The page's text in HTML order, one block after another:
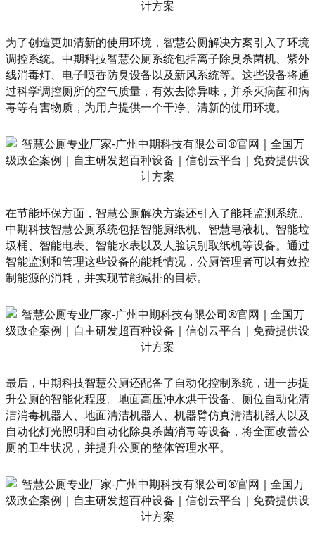
为了创造更加清新的使用环境，智慧公厕解决方案引入了环境
调控系统。中期科技智慧公厕系统包括离子除臭杀菌机、紫外
线消毒灯、电子喷香防臭设备以及新风系统等。这些设备将通
过科学调控厕所的空气质量，有效去除异味，并杀灭病菌和病
毒等有害物质，为用户提供一个干净、清新的使用环境。
在节能环保方面，智慧公厕解决方案还引入了能耗监测系统。
中期科技智慧公厕系统包括智能厕纸机、智慧皂液机、智能垃
圾桶、智能电表、智能水表以及人脸识别取纸机等设备。通过
智能监测和管理这些设备的能耗情况，公厕管理者可以有效控
制能源的消耗，并实现节能减排的目标。
最后，中期科技智慧公厕还配备了自动化控制系统，进一步提
升公厕的智能化程度。地面高压冲水烘干设备、厕位自动化清
洁消毒机器人、地面清洁机器人、机器臂仿真清洁机器人以及
自动化灯光照明和自动化除臭杀菌消毒等设备，将全面改善公
厕的卫生状况，并提升公厕的整体管理水平。